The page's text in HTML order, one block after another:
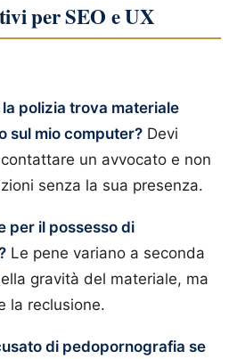
per SEO e UX
polizia trova materiale
sul mio computer? Devi
un avvocato e non
senza la sua presenza.
per il possesso di
Le pene variano a seconda
gravità del materiale, ma
la reclusione.
di pedopornografia se